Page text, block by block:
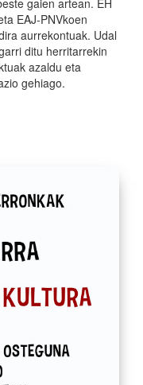
gaien artean. EH
EAJ-PNVkoen
aurrekontuak. Udal
ditu herritarrekin
azaldu eta
gehiago.